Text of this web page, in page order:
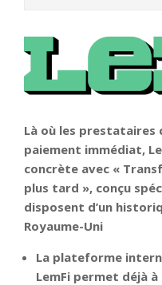
Là où les prestataires
paiement immédiat,
concrète avec «
plus tard », conçu
disposent d’un
Royaume-Uni
La plateforme
LemFi permet déjà